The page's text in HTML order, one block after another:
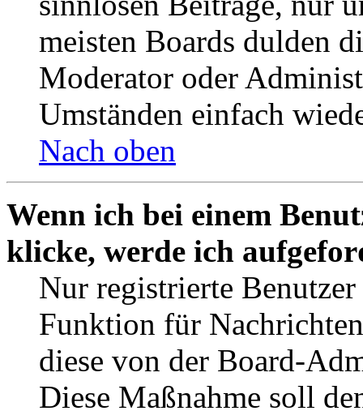
meisten Boards dulden
Moderator oder
Umständen einfach
Nach oben
Wenn ich bei einem
klicke, werde ich
Nur registrierte
Funktion für
diese von der Board-
Diese Maßnahme soll